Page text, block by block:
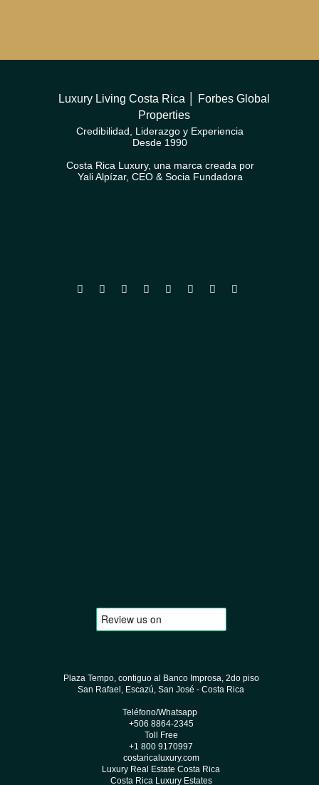
Luxury Living Costa Rica │ Forbes Global
Properties
Plaza Tempo, contiguo al Banco Improsa, 2do piso
San Rafael, Escazú, San José - Costa Rica
Teléfono/Whatsapp
+506 8864-2345
Toll Free
+1 800 9170997
costaricaluxury.com
Luxury Real Estate Costa Rica
Costa Rica Luxury Estates
Credibilidad, Liderazgo y Experiencia
Desde 1990
Costa Rica Luxury, una marca creada por
Yali Alpízar, CEO & Socia Fundadora
       